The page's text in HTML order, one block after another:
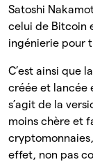
Satoshi
celui de Bitcoin
ingénierie pour
C’est ainsi que
créée et lancée
s’agit de la
moins chère et
effet, non pas